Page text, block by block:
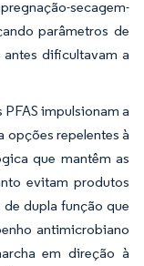
secagem-
parâmetros de
dificultavam a
impulsionam a
opções repelentes à
que mantêm as
evitam produtos
dupla função que
antimicrobiano
em direção à